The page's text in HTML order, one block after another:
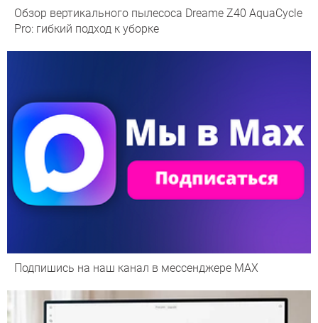
Обзор вертикального пылесоса Dreame Z40 AquaCycle
Pro: гибкий подход к уборке
Подпишись на наш канал в мессенджере МАХ